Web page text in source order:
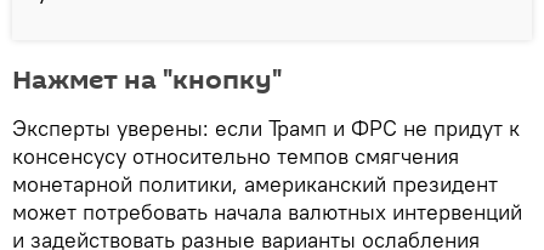
Нажмет на "кнопку"
Эксперты уверены: если Трамп и ФРС не придут к
консенсусу относительно темпов смягчения
монетарной политики, американский президент
может потребовать начала валютных интервенций
и задействовать разные варианты ослабления